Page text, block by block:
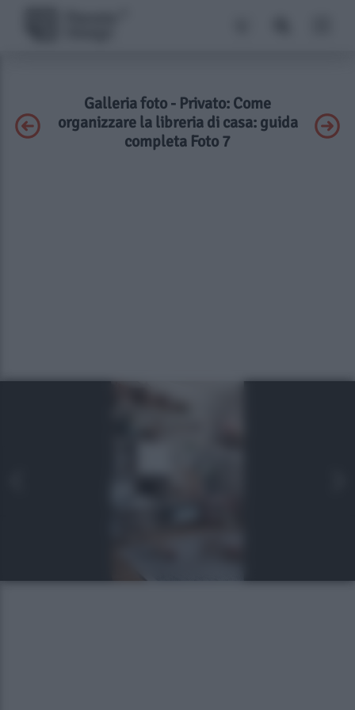
Galleria foto - Privato: Come
organizzare la libreria di casa: guida
completa Foto 7